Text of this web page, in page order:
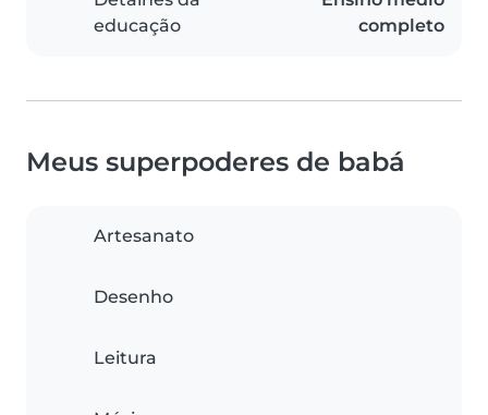
educação
completo
Meus superpoderes de babá
Artesanato
Desenho
Leitura